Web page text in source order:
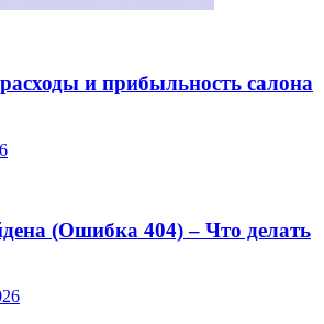
и прибыльность салона
(Ошибка 404) – Что делать